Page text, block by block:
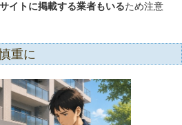
イトに掲載する業者もいるため注意
重に